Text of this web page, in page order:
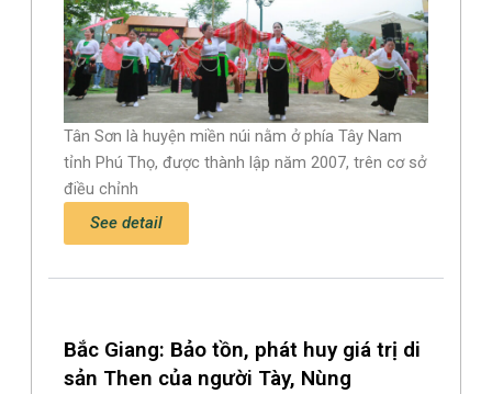
Tân Sơn là huyện miền núi nằm ở phía Tây Nam
tỉnh Phú Thọ, được thành lập năm 2007, trên cơ sở
điều chỉnh
See detail
Bắc Giang: Bảo tồn, phát huy giá trị di
sản Then của người Tày, Nùng